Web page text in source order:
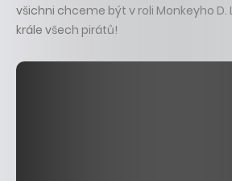
všichni chceme být v roli Monkeyho
krále všech pirátů!